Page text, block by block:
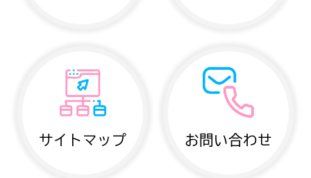
サイトマップ お問い合わせ